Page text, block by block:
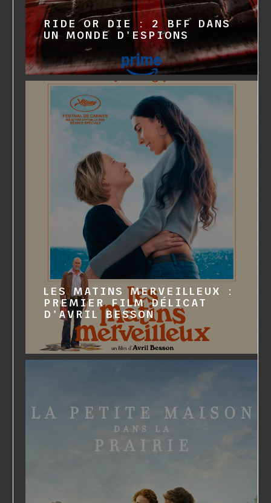
RIDE OR DIE : 2 BFF DANS
UN MONDE D'ESPIONS
LES MATINS MERVEILLEUX :
PREMIER FILM DÉLICAT
D'AVRIL BESSON